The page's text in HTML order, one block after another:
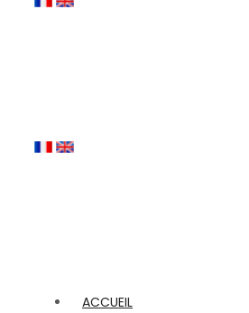
ACCUEIL